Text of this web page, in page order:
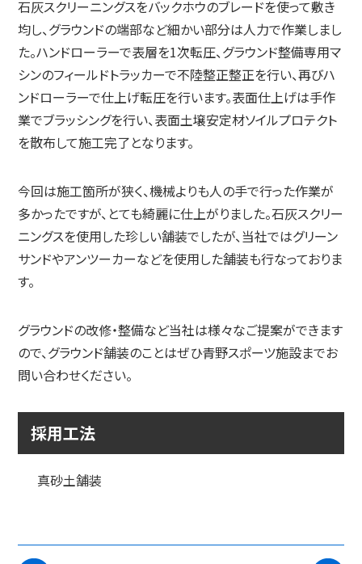
石灰スクリーニングスをバックホウのブレードを使って敷き
均し、グラウンドの端部など細かい部分は人力で作業しまし
た。ハンドローラーで表層を1次転圧、グラウンド整備専用マ
シンのフィールドトラッカーで不陸整正整正を行い、再びハ
ンドローラーで仕上げ転圧を行います。表面仕上げは手作
業でブラッシングを行い、表面土壌安定材ソイルプロテクト
を散布して施工完了となります。
今回は施工箇所が狭く、機械よりも人の手で行った作業が
多かったですが、とても綺麗に仕上がりました。石灰スクリー
ニングスを使用した珍しい舗装でしたが、当社ではグリーン
サンドやアンツーカーなどを使用した舗装も行なっておりま
す。
グラウンドの改修・整備など当社は様々なご提案ができます
ので、グラウンド舗装のことはぜひ青野スポーツ施設までお
問い合わせください。
採用工法
真砂土舗装